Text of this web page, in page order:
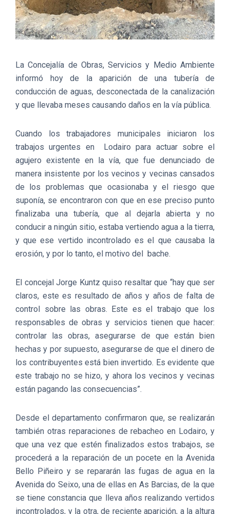
La Concejalía de Obras, Servicios y Medio Ambiente
informó hoy de la aparición de una tubería de
conducción de aguas, desconectada de la canalización
y que llevaba meses causando daños en la vía pública.
Cuando los trabajadores municipales iniciaron los
trabajos urgentes en Lodairo para actuar sobre el
agujero existente en la vía, que fue denunciado de
manera insistente por los vecinos y vecinas cansados
de los problemas que ocasionaba y el riesgo que
suponía, se encontraron con que en ese preciso punto
finalizaba una tubería, que al dejarla abierta y no
conducir a ningún sitio, estaba vertiendo agua a la tierra,
y que ese vertido incontrolado es el que causaba la
erosión, y por lo tanto, el motivo del bache.
El concejal Jorge Kuntz quiso resaltar que “hay que ser
claros, este es resultado de años y años de falta de
control sobre las obras. Este es el trabajo que los
responsables de obras y servicios tienen que hacer:
controlar las obras, asegurarse de que están bien
hechas y por supuesto, asegurarse de que el dinero de
los contribuyentes está bien invertido. Es evidente que
este trabajo no se hizo, y ahora los vecinos y vecinas
están pagando las consecuencias”.
Desde el departamento confirmaron que, se realizarán
también otras reparaciones de rebacheo en Lodairo, y
que una vez que estén finalizados estos trabajos, se
procederá a la reparación de un pocete en la Avenida
Bello Piñeiro y se repararán las fugas de agua en la
Avenida do Seixo, una de ellas en As Barcias, de la que
se tiene constancia que lleva años realizando vertidos
incontrolados, y la otra, de reciente aparición, a la altura